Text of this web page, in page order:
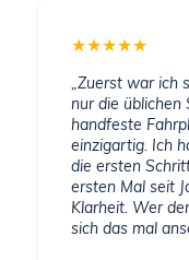
★★★★★
„Zuerst war ich
nur die üblichen
handfeste
einzigartig. Ich
die ersten
ersten Mal seit
Klarheit. Wer
sich das mal